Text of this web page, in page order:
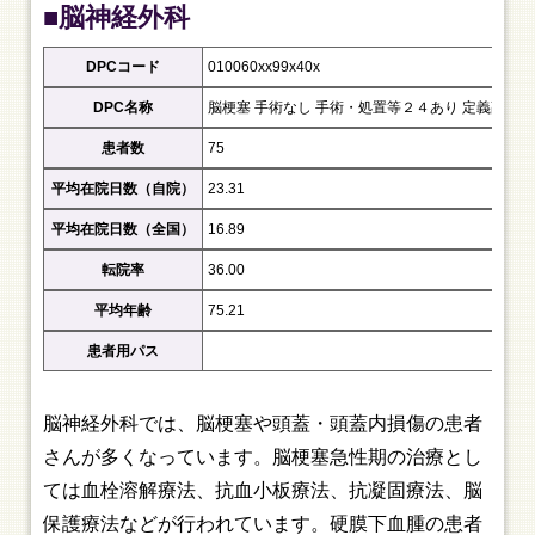
■脳神経外科
DPCコード
DPC名称
患者数
平均在院日数（自院）
平均在院日数（全国）
転院率
平均年齢
患者用パス
010060xx99x40x
脳梗塞 手術なし 手術・処置等２４あり 定義副傷
75
23.31
16.89
36.00
75.21
脳神経外科では、脳梗塞や頭蓋・頭蓋内損傷の患者
さんが多くなっています。脳梗塞急性期の治療とし
ては血栓溶解療法、抗血小板療法、抗凝固療法、脳
保護療法などが行われています。硬膜下血腫の患者